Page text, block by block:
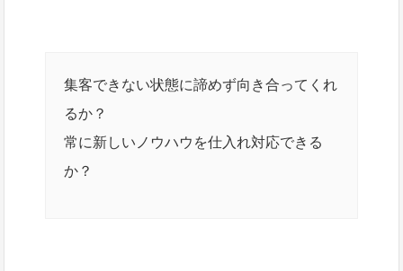
集客できない状態に諦めず向き合ってくれ
るか？
常に新しいノウハウを仕入れ対応できる
か？